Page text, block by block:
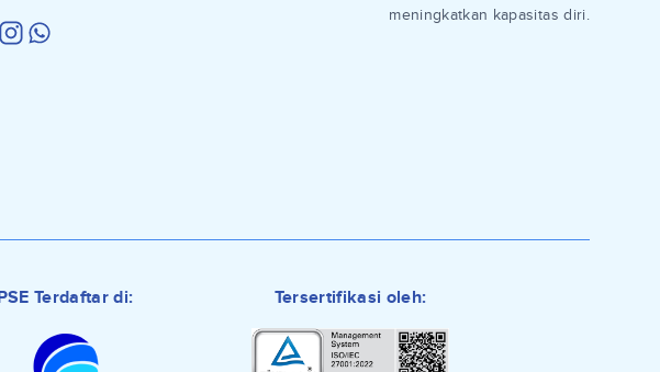
meningkatkan kapasitas diri.
Terdaftar di: Tersertifikasi oleh: